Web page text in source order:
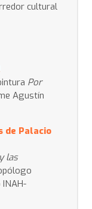
cultural
Por
Agustín
de Palacio
las